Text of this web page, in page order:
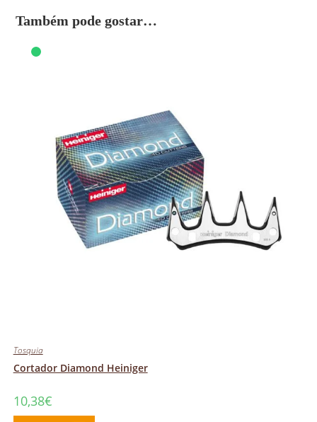
Também pode gostar…
Tosquia
Cortador Diamond Heiniger
10,38€